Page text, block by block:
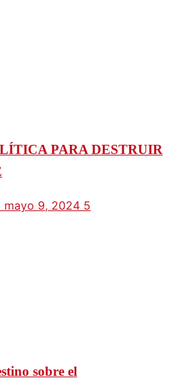
PARA DESTRUIR
mayo 9, 2024 5
sobre el